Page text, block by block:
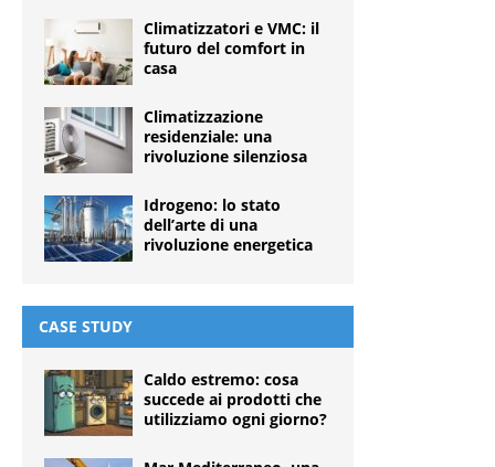
Climatizzatori e VMC: il
futuro del comfort in
casa
Climatizzazione
residenziale: una
rivoluzione silenziosa
Idrogeno: lo stato
dell’arte di una
rivoluzione energetica
CASE STUDY
Caldo estremo: cosa
succede ai prodotti che
utilizziamo ogni giorno?